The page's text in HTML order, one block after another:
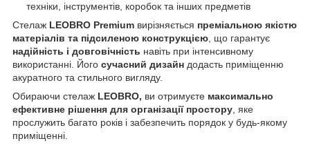
техніки, інструментів, коробок та інших предметів
Стелаж LEOBRO Premium вирізняється преміальною якістю
матеріалів та підсиленою конструкцією , що гарантує
надійність і довговічність навіть при інтенсивному
використанні. Його сучасний дизайн додасть приміщенню
акуратного та стильного вигляду.
Обираючи стелаж LEOBRO, ви отримуєте максимально
ефективне рішення для організації простору , яке
прослужить багато років і забезпечить порядок у будь-якому
приміщенні.